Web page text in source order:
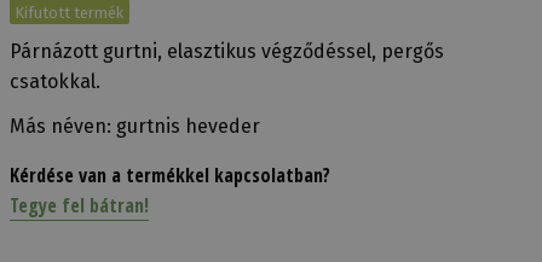
Kifutott termék
Párnázott gurtni, elasztikus végződéssel, pergős
csatokkal.
Más néven: gurtnis heveder
Kérdése van a termékkel kapcsolatban?
Tegye fel bátran!